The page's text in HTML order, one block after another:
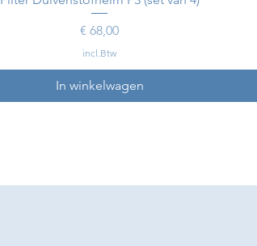
Prijs
€ 68,00
incl.Btw
In winkelwagen